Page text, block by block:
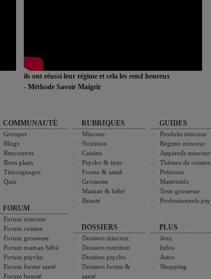
ils ont réussi leur régime et cela les rend heureux
- Méthode Savoir Maigrir
COMMUNAUTÉ
Groupes
Blogs
Rencontres
Bons plans
Témoignages
Quiz
FORUM
Forum minceur
Forum cuisine
Forum grossesse
Forum maman bébé
Forum psycho
Forum forme santé
Forum beauté
RUBRIQUES
Minceur
Nutrition
Cuisine
Psycho & tests
Forme & santé
Grossesse
Maman & bébé
Beauté
DOSSIERS
Dossiers minceur
Dossiers nutrition
Dossiers psycho
Dossiers forme &
santé
GUIDES
Produits minceur
Régime minceur
Appareils minceur
Thèmes de cuisine
Prénoms
Maternités
Tests grossesse
Professionnels psy
PLUS
Jeux
Infos
Astro
Shopping